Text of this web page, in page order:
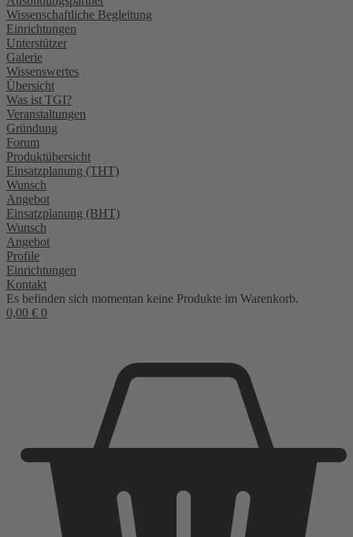
Wissenschaftliche Begleitung
Einrichtungen
Unterstützer
Galerie
Wissenswertes
Übersicht
Was ist TGI?
Veranstaltungen
Gründung
Forum
Produktübersicht
Einsatzplanung (THT)
Wunsch
Angebot
Einsatzplanung (BHT)
Wunsch
Angebot
Profile
Einrichtungen
Kontakt
Es befinden sich momentan keine Produkte im Warenkorb.
0,00 € 0